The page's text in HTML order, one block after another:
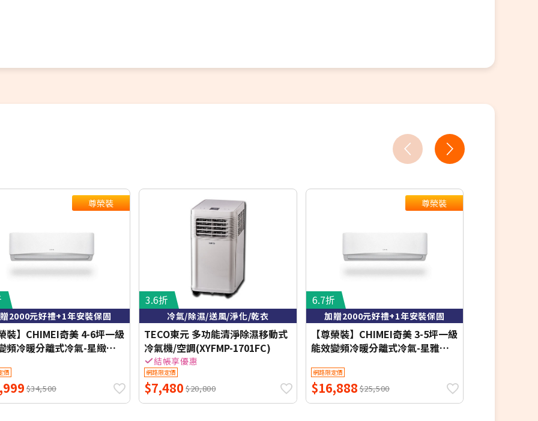
尊榮裝
2000元好禮+1年安裝保固
裝】CHIMEI奇美 4-6坪一級
頻冷暖分離式冷氣-星緻系
【含基本安裝+舊機回
加贈2000元好禮+1年安裝
價
$34,500
3.6折
冷氣/除濕/送風/淨化/乾衣
TECO東元 多功能清淨除濕移動式
冷氣機/空調(XYFMP-1701FC)
結帳享優惠
網路限定價
$7,480 $20,800
尊榮裝
6.7折
加贈2000元好禮+1年安裝保固
【尊榮裝】CHIMEI奇美 3-5坪一級
能效變頻冷暖分離式冷氣-星雅系
本安裝+舊機回收】【加贈2000元
好禮+1年安裝保固】
網路限定價
$16,888$25,500